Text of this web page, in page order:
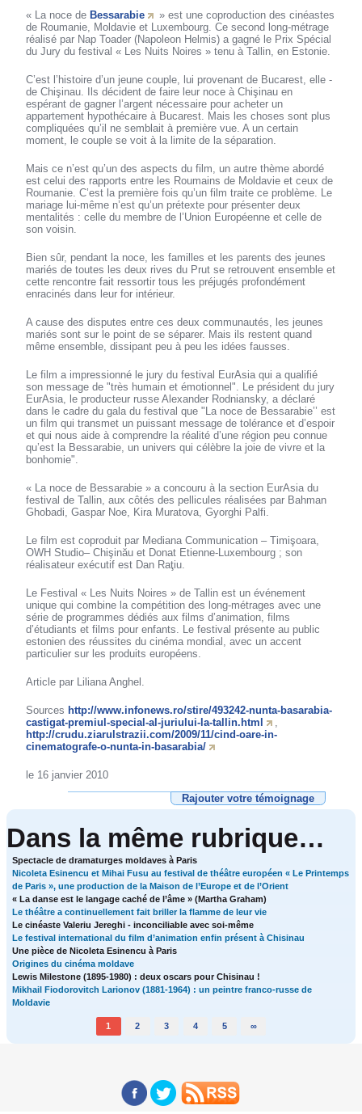
« La noce deBessarabie
» est une coproduction des cinéastes
de Roumanie, Moldavie et Luxembourg. Ce second long-métrage
réalisé par Nap Toader (Napoleon Helmis) a gagné le Prix Spécial
du Jury du festival « Les Nuits Noires » tenu à Tallin, en Estonie.
C’est l’histoire d’un jeune couple, lui provenant de Bucarest, elle -
de Chişinau. Ils décident de faire leur noce à Chişinau en
espérant de gagner l’argent nécessaire pour acheter un
appartement hypothécaire à Bucarest. Mais les choses sont plus
compliquées qu’il ne semblait à première vue. A un certain
moment, le couple se voit à la limite de la séparation.
Mais ce n’est qu’un des aspects du film, un autre thème abordé
est celui des rapports entre les Roumains de Moldavie et ceux de
Roumanie. C’est la première fois qu’un film traite ce problème. Le
mariage lui-même n’est qu’un prétexte pour présenter deux
mentalités : celle du membre de l’Union Européenne et celle de
son voisin.
Bien sûr, pendant la noce, les familles et les parents des jeunes
mariés de toutes les deux rives du Prut se retrouvent ensemble et
cette rencontre fait ressortir tous les préjugés profondément
enracinés dans leur for intérieur.
A cause des disputes entre ces deux communautés, les jeunes
mariés sont sur le point de se séparer. Mais ils restent quand
même ensemble, dissipant peu à peu les idées fausses.
Le film a impressionné le jury du festival EurAsia qui a qualifié
son message de "très humain et émotionnel". Le président du jury
EurAsia, le producteur russe Alexander Rodniansky, a déclaré
dans le cadre du gala du festival que "La noce de Bessarabie’’ est
un film qui transmet un puissant message de tolérance et d’espoir
et qui nous aide à comprendre la réalité d’une région peu connue
qu’est la Bessarabie, un univers qui célèbre la joie de vivre et la
bonhomie".
« La noce de Bessarabie » a concouru à la section EurAsia du
festival de Tallin, aux côtés des pellicules réalisées par Bahman
Ghobadi, Gaspar Noe, Kira Muratova, Gyorghi Palfi.
Le film est coproduit par Mediana Communication – Timişoara,
OWH Studio– Chişinău et Donat Etienne-Luxembourg ; son
réalisateur exécutif est Dan Raţiu.
Le Festival « Les Nuits Noires » de Tallin est un événement
unique qui combine la compétition des long-métrages avec une
série de programmes dédiés aux films d’animation, films
d’étudiants et films pour enfants. Le festival présente au public
estonien des réussites du cinéma mondial, avec un accent
particulier sur les produits européens.
Article par Liliana Anghel.
Sources http://www.infonews.ro/stire/493242-nunta-basarabia-
castigat-premiul-special-al-juriului-la-tallin.html
http://crudu.ziarulstrazii.com/2009/11/cind-oare-in-
cinematografe-o-nunta-in-basarabia/
le 16 janvier 2010
Rajouter votre témoignage
Dans la même rubrique…
Spectacle de dramaturges moldaves à Paris
Nicoleta Esinencu et Mihai Fusu au festival de théâtre européen « Le Printemps
de Paris », une production de la Maison de l’Europe et de l’Orient
« La danse est le langage caché de l’âme » (Martha Graham)
Le théâtre a continuellement fait briller la flamme de leur vie
Le cinéaste Valeriu Jereghi - inconciliable avec soi-même
Le festival international du film d’animation enfin présent à Chisinau
Une pièce de Nicoleta Esinencu à Paris
Origines du cinéma moldave
Lewis Milestone (1895-1980) : deux oscars pour Chisinau !
Mikhail Fiodorovitch Larionov (1881-1964) : un peintre franco-russe de
Moldavie
1 2 3 4 5 ∞